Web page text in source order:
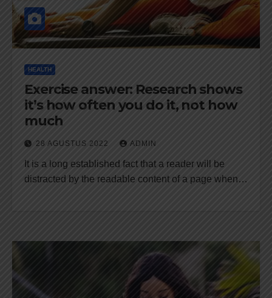
HEALTH
Exercise answer: Research shows
it’s how often you do it, not how
much
28 AGUSTUS 2022 ADMIN
It is a long established fact that a reader will be
distracted by the readable content of a page when…